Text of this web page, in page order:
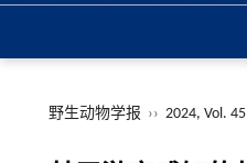
野生动物学报 ›› 2024, Vol. 45